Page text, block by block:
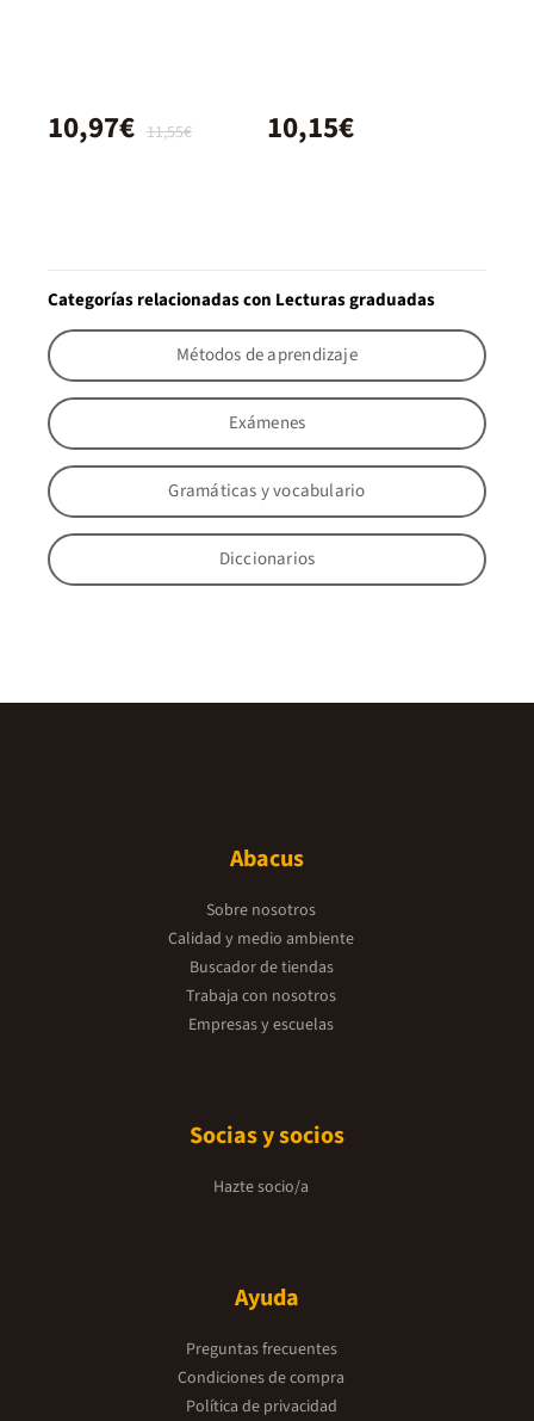
11,55€
10,97€ 10,15€
Categorías relacionadas con Lecturas graduadas
Métodos de aprendizaje
Exámenes
Gramáticas y vocabulario
Diccionarios
Abacus
Sobre nosotros
Calidad y medio ambiente
Buscador de tiendas
Trabaja con nosotros
Empresas y escuelas
Socias y socios
Hazte socio/a
Ayuda
Preguntas frecuentes
Condiciones de compra
Política de privacidad